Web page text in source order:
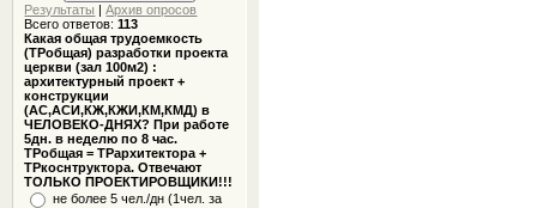
Результаты |Архив опросов
Всего ответов:113
Какая общая трудоемкость
(ТРобщая) разработки проекта
церкви (зал 100м2) :
архитектурный проект +
конструкции
(АС,АСИ,КЖ,КЖИ,КМ,КМД) в
ЧЕЛОВЕКО-ДНЯХ? При работе
5дн. в неделю по 8 час.
ТРобщая = ТРархитектора +
ТРкоснтруктора. Отвечают
ТОЛЬКО ПРОЕКТИРОВЩИКИ!!!
не более 5 чел./дн (1чел. за